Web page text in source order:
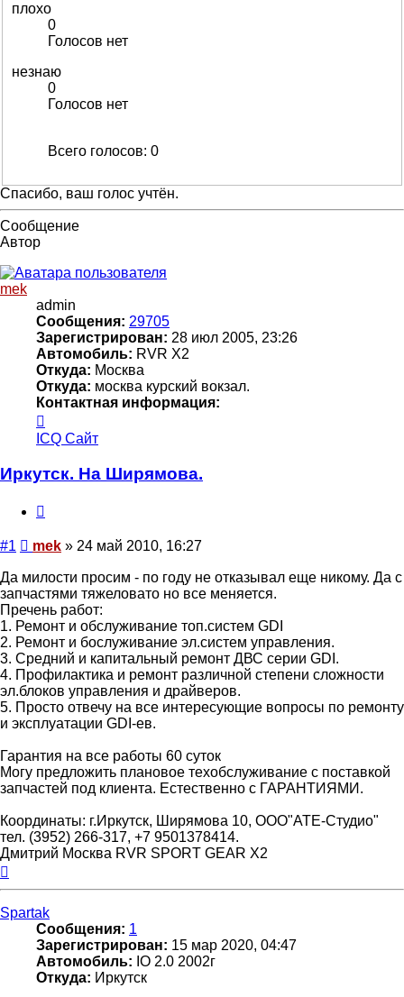
плохо
0
Голосов нет
незнаю
0
Голосов нет
Всего голосов: 0
Спасибо, ваш голос учтён.
Сообщение
Автор
mek
admin
Сообщения: 29705
Зарегистрирован: 28 июл 2005, 23:26
Автомобиль: RVR X2
Откуда: Москва
Откуда: москва курский вокзал.
Контактная информация:
информация
пользователя
ICQ Сайт
Иркутск. На Ширямова.
#1 Сообщение
mek » 24 май 2010, 16:27
Да милости просим - по году не отказывал еще никому. Да с
запчастями тяжеловато но все меняется.
Пречень работ:
1. Ремонт и обслуживание топ.систем GDI
2. Ремонт и бослуживание эл.систем управления.
3. Средний и капитальный ремонт ДВС серии GDI.
4. Профилактика и ремонт различной степени сложности
эл.блоков управления и драйверов.
5. Просто отвечу на все интересующие вопросы по ремонту
и эксплуатации GDI-ев.
Гарантия на все работы 60 суток
Могу предложить плановое техобслуживание с поставкой
запчастей под клиента. Естественно с ГАРАНТИЯМИ.
Координаты: г.Иркутск, Ширямова 10, ООО"АТЕ-Студио"
тел. (3952) 266-317, +7 9501378414.
Дмитрий Москва RVR SPORT GEAR X2
Spartak
Сообщения: 1
Зарегистрирован: 15 мар 2020, 04:47
Автомобиль: IO 2.0 2002г
Откуда: Иркутск